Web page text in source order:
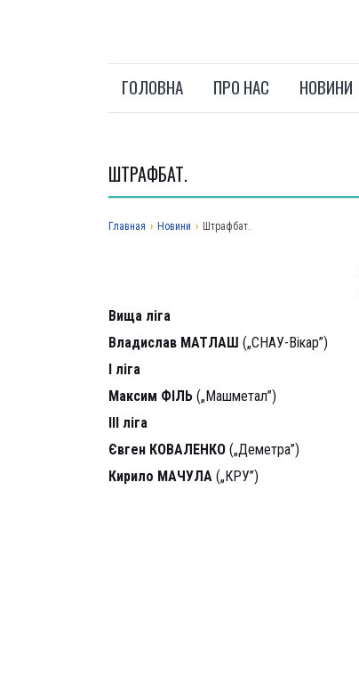
ГОЛОВНА ПРО НАС НОВИНИ
ШТРАФБАТ.
Главная › Новини › Штрафбат.
Вища ліга
Владислав МАТЛАШ („СНАУ-Вікар”)
І ліга
Максим ФІЛЬ („Машметал”)
ІІІ ліга
Євген КОВАЛЕНКО („Деметра”)
Кирило МАЧУЛА („КРУ”)